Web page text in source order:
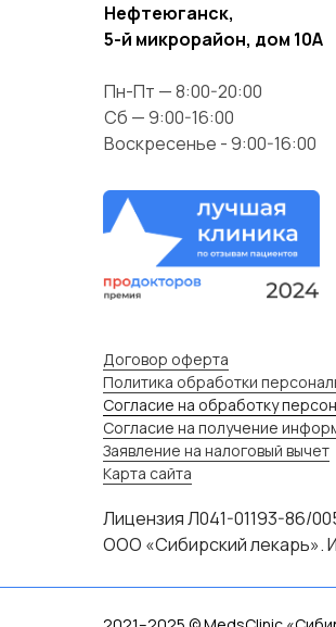
Нефтеюганск,
5-й микрорайон, дом 10А
Пн-Пт — 8:00-20:00
Сб — 9:00-16:00
Воскресенье - 9:00-16:00
Лицензия Л041-01193-86/
ООО «Сибирский лекарь».
Договор оферта
Политика обработки
Согласие на обработку
Согласие на получение
Заявление на налоговый вычет
Карта сайта